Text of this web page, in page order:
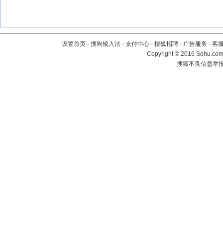
设置首页 - 搜狗输入法 - 支付中心 - 搜狐招聘 - 广告服务 - 客
Copyright©2016
搜狐不良信息举